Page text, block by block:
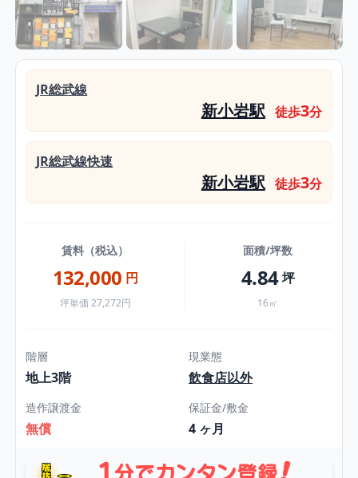
JR総武線
新小岩駅 徒歩3分
JR総武線快速
新小岩駅 徒歩3分
賃料（税込）
132,000 円
坪単価 27,272円
面積/坪数
4.84坪
16㎡
階層
地上3階
現業態
飲食店以外
造作譲渡金
無償
保証金/敷金
4 ヶ月